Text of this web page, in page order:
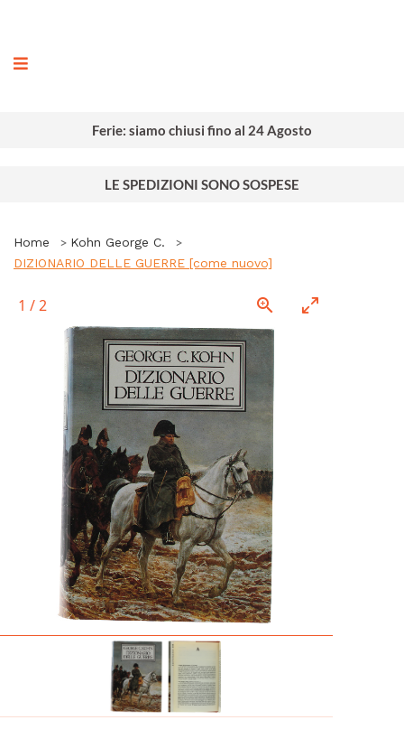
Ferie: siamo chiusi fino al 24 Agosto
LE SPEDIZIONI SONO SOSPESE
Home
Kohn George C.
DIZIONARIO DELLE GUERRE [come nuovo]
1 /2